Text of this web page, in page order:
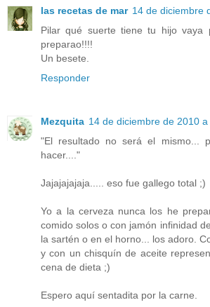
las recetas de mar 14 de diciembre
Pilar qué suerte tiene tu hijo vaya
preparao!!!!
Un besete.
Responder
Mezquita 14 de diciembre de 2010
"El resultado no será el mismo...
hacer...."
Jajajajajaja..... eso fue gallego total ;)
Yo a la cerveza nunca los he
comido solos o con jamón infinidad
la sartén o en el horno... los adoro.
y con un chisquín de aceite
cena de dieta ;)
Espero aquí sentadita por la carne.